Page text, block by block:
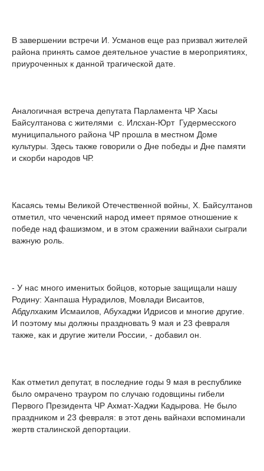
В завершении встречи И. Усманов еще раз призвал жителей
района принять самое деятельное участие в мероприятиях,
приуроченных к данной трагической дате.
Аналогичная встреча депутата Парламента ЧР Хасы
Байсултанова с жителями с. Илсхан-Юрт Гудермесского
муниципального района ЧР прошла в местном Доме
культуры. Здесь также говорили о Дне победы и Дне памяти
и скорби народов ЧР.
Касаясь темы Великой Отечественной войны, Х. Байсултанов
отметил, что чеченский народ имеет прямое отношение к
победе над фашизмом, и в этом сражении вайнахи сыграли
важную роль.
- У нас много именитых бойцов, которые защищали нашу
Родину: Ханпаша Нурадилов, Мовлади Висаитов,
Абдулхаким Исмаилов, Абухаджи Идрисов и многие другие.
И поэтому мы должны праздновать 9 мая и 23 февраля
также, как и другие жители России, - добавил он.
Как отметил депутат, в последние годы 9 мая в республике
было омрачено трауром по случаю годовщины гибели
Первого Президента ЧР Ахмат-Хаджи Кадырова. Не было
праздником и 23 февраля: в этот день вайнахи вспоминали
жертв сталинской депортации.